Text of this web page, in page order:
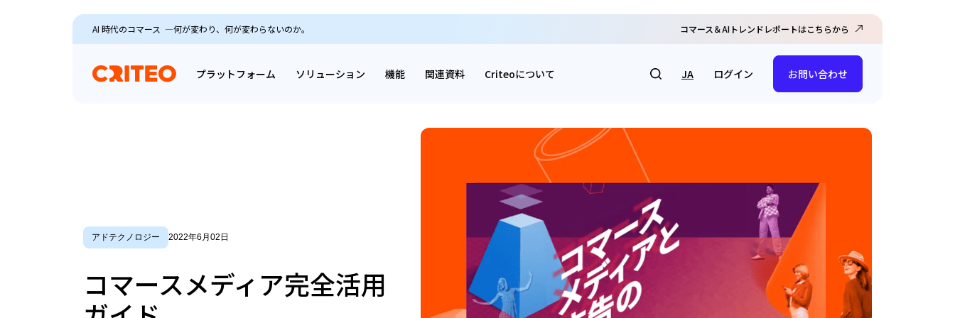
AI 時代のコマース ―何が変わり、何が変わらないのか。 コマース＆AIトレンドレポートはこちらから
プラットフォーム ソリューション 機能 関連資料 Criteoについて JA ログイン お問い合わせ
アドテクノロジー 2022年6月02日
コマースメディア完全活用